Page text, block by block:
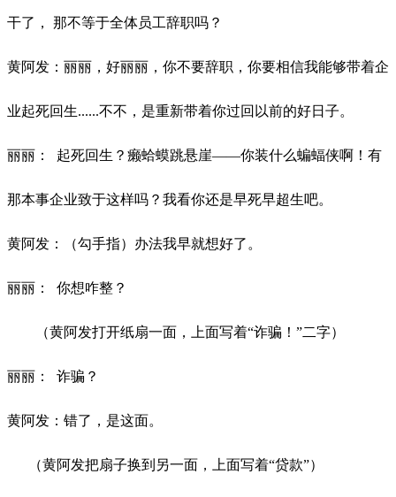
干了， 那不等于全体员工辞职吗？
黄阿发：丽丽，好丽丽，你不要辞职，你要相信我能够带着企
业起死回生......不不，是重新带着你过回以前的好日子。
丽丽： 起死回生？癞蛤蟆跳悬崖——你装什么蝙蝠侠啊！有
那本事企业致于这样吗？我看你还是早死早超生吧。
黄阿发：（勾手指）办法我早就想好了。
丽丽： 你想咋整？
（黄阿发打开纸扇一面，上面写着“诈骗！”二字）
丽丽： 诈骗？
黄阿发：错了，是这面。
（黄阿发把扇子换到另一面，上面写着“贷款”）